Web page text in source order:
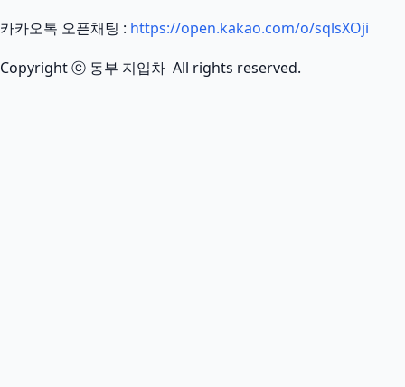
카카오톡 오픈채팅 : https://open.kakao.com/o/sqlsXOji
Copyright ⓒ 동부 지입차 All rights reserved.